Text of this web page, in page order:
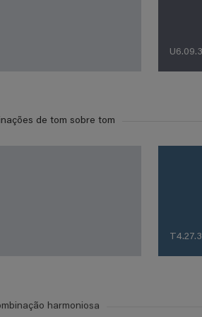
de tom sobre tom
harmoniosa